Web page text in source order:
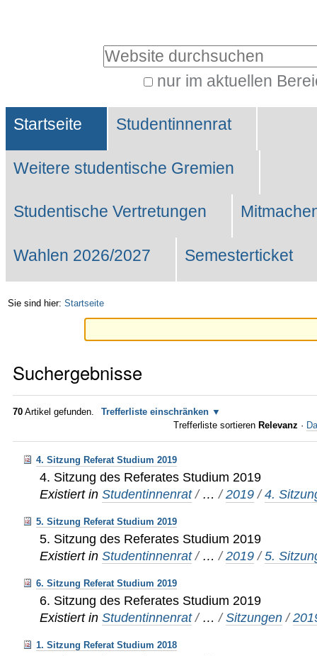
Website durchsuchen
nur im aktuellen
Suche…
Sektionen
Startseite Studentinnenrat
Weitere studentische Gremien
Studentische Vertretungen
Wahlen 2026/2027 Semesterticket
Sie sind hier: Startseite
Suchergebnisse
70 Artikel gefunden.
Trefferliste einschränken
Trefferliste sortieren Relevanz ·
4. Sitzung Referat Studium 2019
4. Sitzung des Referates Studium 2019
Existiert in Studentinnenrat / …/2019 /4.
5. Sitzung Referat Studium 2019
5. Sitzung des Referates Studium 2019
Existiert in Studentinnenrat / …/2019 /5.
6. Sitzung Referat Studium 2019
6. Sitzung des Referates Studium 2019
Existiert in Studentinnenrat / …/Sitzungen /
1. Sitzung Referat Studium 2018